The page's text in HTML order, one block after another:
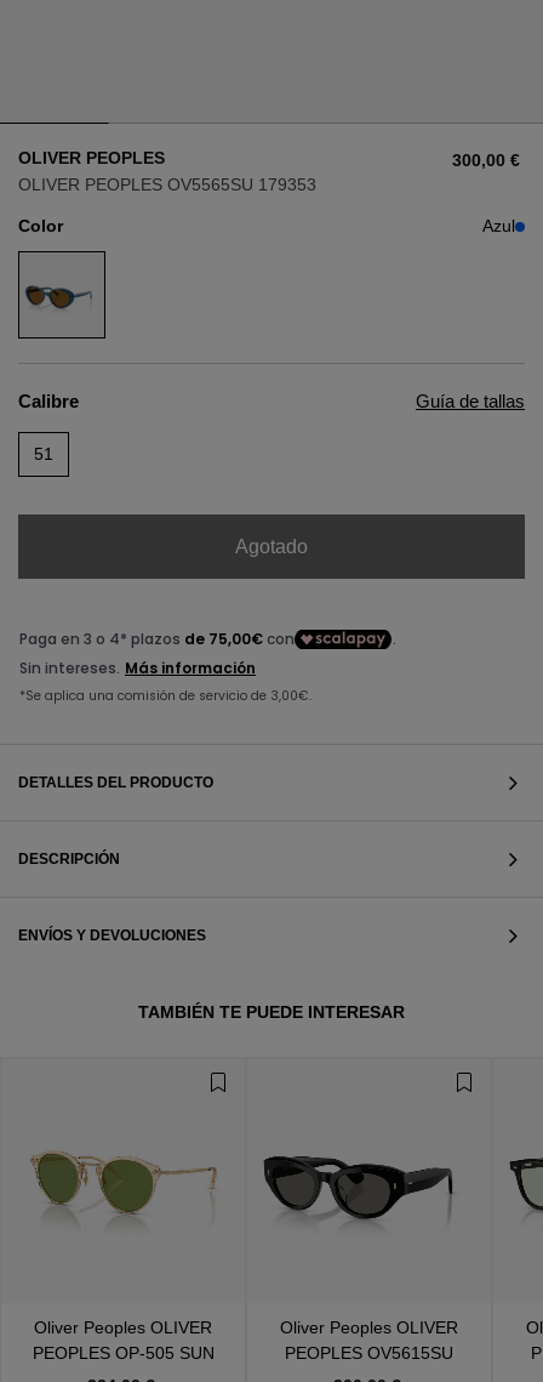
AVIADOR
OJO DE GATO
REDONDA/OVALADA
AVIADOR
OJO DE GATO
REDONDA/OVALADA
OLIVER PEOPLES
OLIVER PEOPLES OV5565SU 179353
300,00 €
Color Azul
Calibre Guía de tallas
51
Agotado
DETALLES DEL PRODUCTO
DESCRIPCIÓN
ENVÍOS Y DEVOLUCIONES
TAMBIÉN TE PUEDE INTERESAR
Oliver Peoples OLIVER
PEOPLES OP-505 SUN
OV5184S 109452
Oliver Peoples OLIVER
PEOPLES OV5615SU
1731R5